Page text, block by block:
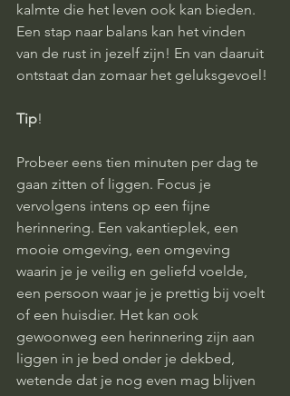
kalmte die het leven ook kan bieden.
Een stap naar balans kan het vinden
van de rust in jezelf zijn! En van daaruit
ontstaat dan zomaar het geluksgevoel!
Tip!
Probeer eens tien minuten per dag te
gaan zitten of liggen. Focus je
vervolgens intens op een fijne
herinnering. Een vakantieplek, een
mooie omgeving, een omgeving
waarin je je veilig en geliefd voelde,
een persoon waar je je prettig bij voelt
of een huisdier. Het kan ook
gewoonweg een herinnering zijn aan
liggen in je bed onder je dekbed,
wetende dat je nog even mag blijven